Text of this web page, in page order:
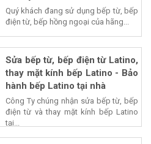
Quý khách đang sử dụng bếp từ, bếp
điện từ, bếp hồng ngoại của hãng...
Sửa bếp từ, bếp điện từ Latino,
thay mặt kính bếp Latino - Bảo
hành bếp Latino tại nhà
Công Ty chúng nhận sửa bếp từ, bếp
điện từ và thay mặt kính bếp Latino
tại...